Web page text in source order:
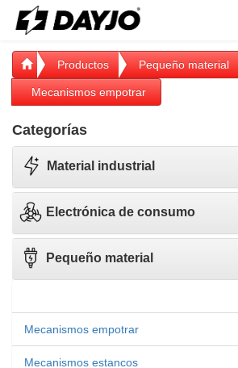
Productos Pequeño material
Mecanismos empotrar
Categorías
Material industrial
Electrónica de consumo
Pequeño material
Mecanismos empotrar
Mecanismos estancos